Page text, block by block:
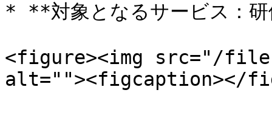
* **対象となるサービス：
<figure><img src="/
alt=""><figcaption></